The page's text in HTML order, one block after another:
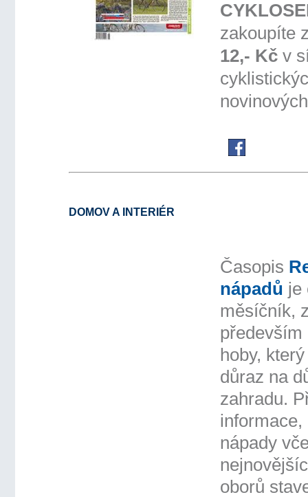
zakoupíte
12,- Kč v
DOMOV A INTERIÉR
Časopis
nápadů je
měsíčník,
především
hoby,
důraz na
zahradu.
informace,
nápady
oborů